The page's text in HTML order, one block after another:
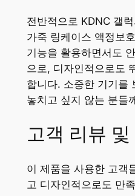
전반적으로 KDNC 갤
가죽 링케이스 액정보
기능을 활용하면서도
으로, 디자인적으로도
합니다. 소중한 기기를
놓치고 싶지 않는 분들
고객 리뷰
이 제품을 사용한 고객
고 디자인적으로도 만